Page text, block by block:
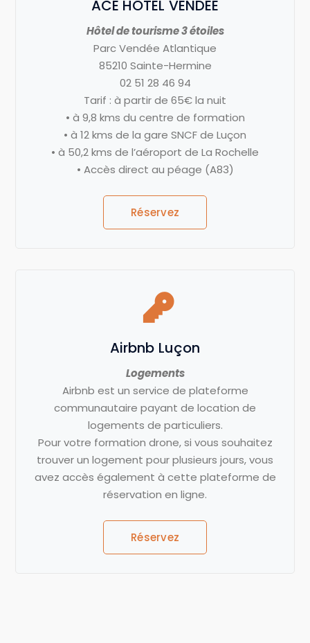
ACE HÔTEL VENDEE
Hôtel de tourisme 3 étoiles
Parc Vendée Atlantique
85210 Sainte-Hermine
02 51 28 46 94
Tarif : à partir de 65€ la nuit
• à 9,8 kms du centre de formation
• à 12 kms de la gare SNCF de Luçon
• à 50,2 kms de l’aéroport de La Rochelle
• Accès direct au péage (A83)
Réservez
Airbnb Luçon
Logements
Airbnb est un service de plateforme
communautaire payant de location de
logements de particuliers.
Pour votre formation drone, si vous souhaitez
trouver un logement pour plusieurs jours, vous
avez accès également à cette plateforme de
réservation en ligne.
Réservez